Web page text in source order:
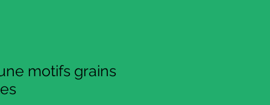
motifs grains